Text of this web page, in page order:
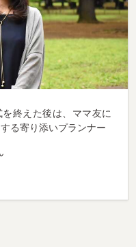
終えた後は、ママ友に
る寄り添いプランナー